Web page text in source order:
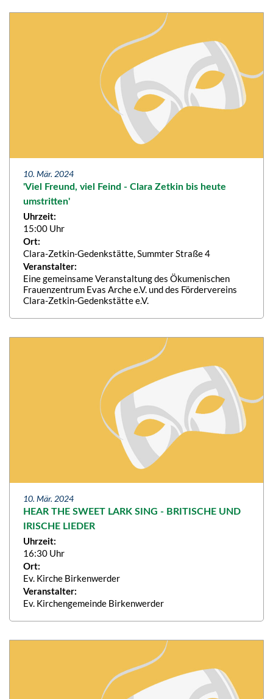
10. Mär. 2024
'Viel Freund, viel Feind - Clara Zetkin bis heute
umstritten'
Uhrzeit:
15:00 Uhr
Ort:
Clara-Zetkin-Gedenkstätte, Summter Straße 4
Veranstalter:
Eine gemeinsame Veranstaltung des Ökumenischen
Frauenzentrum Evas Arche e.V. und des Fördervereins
Clara-Zetkin-Gedenkstätte e.V.
10. Mär. 2024
HEAR THE SWEET LARK SING - BRITISCHE UND
IRISCHE LIEDER
Uhrzeit:
16:30 Uhr
Ort:
Ev. Kirche Birkenwerder
Veranstalter:
Ev. Kirchengemeinde Birkenwerder